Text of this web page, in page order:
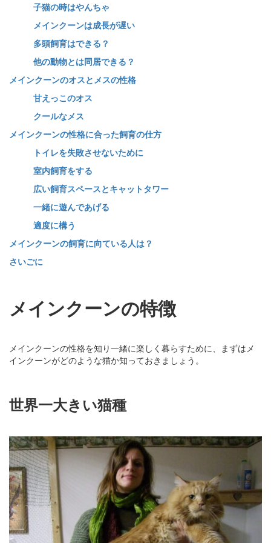
子猫の時はやんちゃ
メインクーンは成長が遅い
多頭飼育はできる？
他の動物とは同居できる？
メインクーンのオスとメスの性格
甘えっこのオス
クールなメス
メインクーンの性格に合った飼育の仕方
トイレを失敗させないために
室内飼育をする
広い飼育スペースとキャットタワー
一緒に遊んであげる
適度に構う
メインクーンの飼育に向ている人は？
さいごに
メインクーンの特徴
メインクーンの性格を知り一緒に楽しく暮らすために、まずはメ
インクーンがどのような猫か知っておきましょう。
世界一大きい猫種